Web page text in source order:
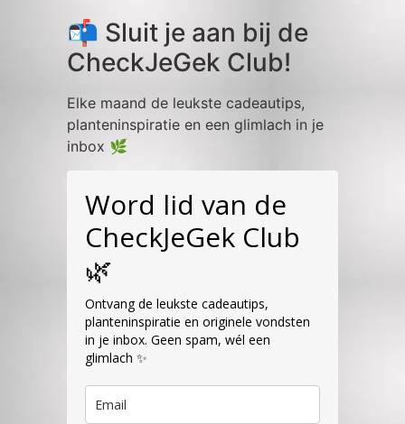
📬 Sluit je aan bij de
CheckJeGek Club!
Elke maand de leukste cadeautips,
planteninspiratie en een glimlach in je
inbox 🌿
Word lid van de
CheckJeGek Club
🌿
Ontvang de leukste cadeautips,
planteninspiratie en originele vondsten
in je inbox. Geen spam, wél een
glimlach ✨